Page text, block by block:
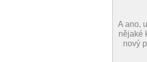
A ano,
nějaké
nový